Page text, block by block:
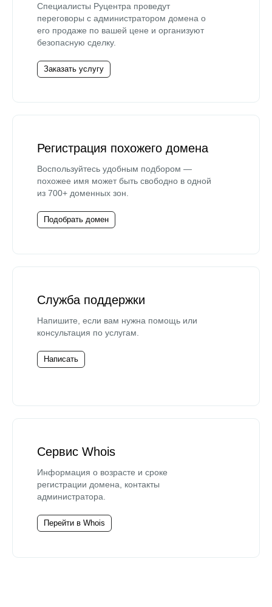
Специалисты Руцентра проведут
переговоры с администратором домена о
его продаже по вашей цене и организуют
безопасную сделку.
Заказать услугу
Регистрация похожего домена
Воспользуйтесь удобным подбором —
похожее имя может быть свободно в одной
из 700+ доменных зон.
Подобрать домен
Служба поддержки
Напишите, если вам нужна помощь или
консультация по услугам.
Написать
Сервис Whois
Информация о возрасте и сроке
регистрации домена, контакты
администратора.
Перейти в Whois